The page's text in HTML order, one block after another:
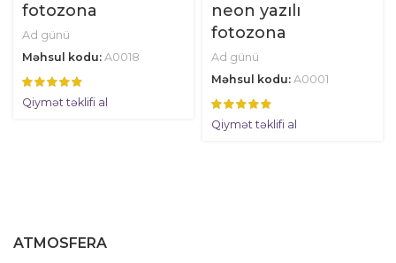
fotozona
Ad günü
Məhsul kodu: A0018
Qiymət təklifi al
neon yazılı
fotozona
Ad günü
Məhsul kodu: A0001
Qiymət təklifi al
ATMOSFERA